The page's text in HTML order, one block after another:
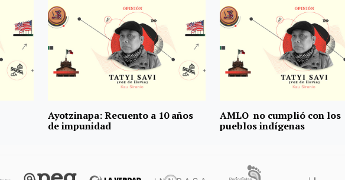
Ayotzinapa: Recuento a 10 años
de impunidad
AMLO no cumplió con los
pueblos indígenas